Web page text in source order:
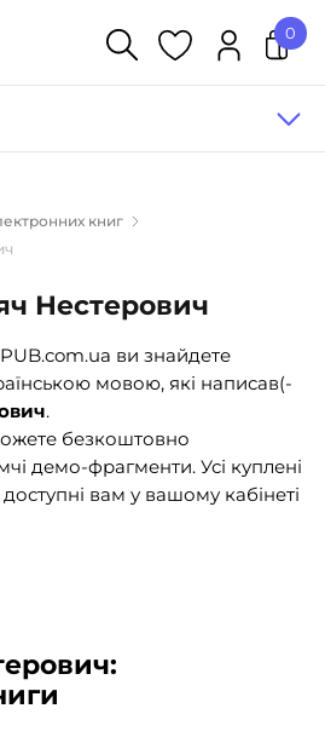
(1015)
та посібники (527)
словники (55)
(1)
0
книг
Нестерович
ви знайдете
мовою, які написав(-
.
безкоштовно
демо-фрагменти. Усі куплені
вам у вашому кабінеті